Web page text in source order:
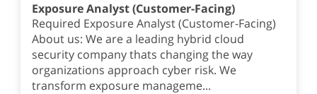
Exposure Analyst (Customer-Facing)
Required Exposure Analyst (Customer-Facing)
About us: We are a leading hybrid cloud
security company thats changing the way
organizations approach cyber risk. We
transform exposure manageme...